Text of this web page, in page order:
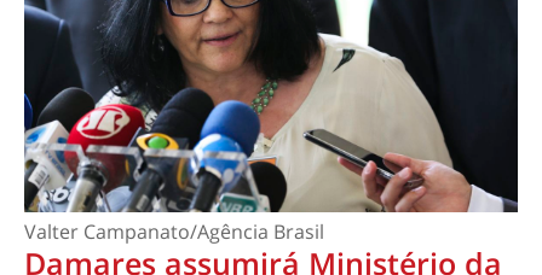
Valter Campanato/Agência Brasil
Damares assumirá Ministério da